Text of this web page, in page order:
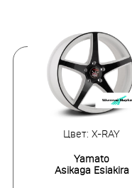
Цвет: X-RAY
Yamato
Asikaga Esiakira